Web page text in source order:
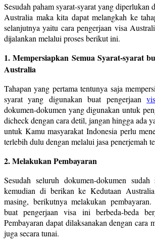
Sesudah paham syarat-syarat yang diperlukan
Australia maka kita dapat melangkah ke
selanjutnya yaitu cara pengerjaan visa
dijalankan melalui proses berikut ini.
1. Mempersiapkan Semua Syarat-syarat
Australia
Tahapan yang pertama tentunya saja
syarat yang digunakan buat pengerjaan
dokumen-dokumen yang digunakan untuk
dicheck dengan cara detil, jangan hingga ada
untuk Kamu masyarakat Indonesia perlu
terlebih dulu dengan melalui jasa penerjemah
2. Melakukan Pembayaran
Sesudah seluruh dokumen-dokumen
kemudian di berikan ke Kedutaan
masing, berikutnya melakukan
buat pengerjaan visa ini berbeda-beda
Pembayaran dapat dilaksanakan dengan cara
juga secara tunai.